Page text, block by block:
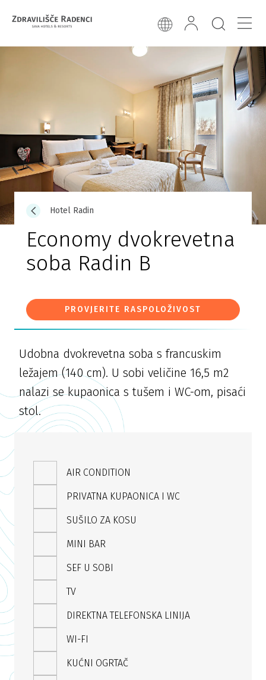
Hotel Radin
Economy dvokrevetna
soba Radin B
PROVJERITE RASPOLOŽIVOST
Udobna dvokrevetna soba s francuskim
ležajem (140 cm). U sobi veličine 16,5 m2
nalazi se kupaonica s tušem i WC-om, pisaći
stol.
AIR CONDITION
PRIVATNA KUPAONICA I WC
SUŠILO ZA KOSU
MINI BAR
SEF U SOBI
TV
DIREKTNA TELEFONSKA LINIJA
WI-FI
KUĆNI OGRTAČ